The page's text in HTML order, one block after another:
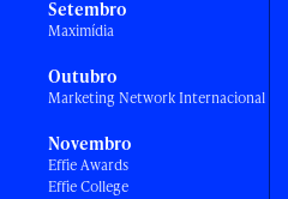
Setembro
Maximídia
Outubro
Marketing Network Internacional
Novembro
Effie Awards
Effie College